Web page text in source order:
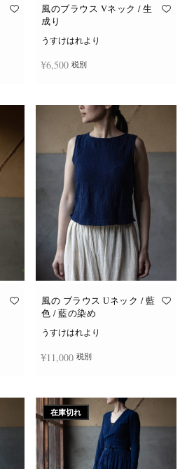
オ
ジ
か
ら
選
風のブラウス Vネック / 生
成り
うすけはれより
¥6,500 税別
風の ブラウス Uネック / 藍
色 / 藍の染め
うすけはれより
¥11,000 税別
在庫切れ